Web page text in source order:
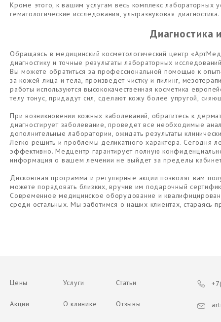
Кроме этого, к вашим услугам весь комплекс лабораторных
гематологические исследования, ультразвуковая диагностика.
Диагностика
Обращаясь в медицинский косметологический центр
диагностику и точные результаты лабораторных
Вы можете обратиться за профессиональной помощью к
за кожей лица и тела, произведет чистку и пилинг,
работы используются высококачественная косметика
телу тонус, придадут сил, сделают кожу более упругой,
При возникновении кожных заболеваний, обратитесь к
диагностирует заболевание, проведет все необходимые
дополнительные лаборатории, ожидать результаты
Легко решить и проблемы деликатного характера. Сегодня
эффективно. Медцентр гарантирует полную
информация о вашем лечении не выйдет за пределы
Дисконтная программа и регулярные акции позволят вам
можете порадовать близких, вручив им подарочный
Современное медицинское оборудование и
среди остальных. Мы заботимся о наших клиентах, стараясь
Цены Услуги Статьи
Акции О клинике Отзывы